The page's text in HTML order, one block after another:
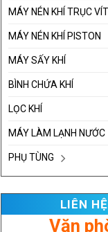
MÁY NÉN KHÍ TRỤC VÍT
MÁY NÉN KHÍ PISTON
MÁY SẤY KHÍ
BÌNH CHỨA KHÍ
LỌC KHÍ
MÁY LÀM LẠNH NƯỚC
PHỤ TÙNG
LIÊN HỆ
Văn